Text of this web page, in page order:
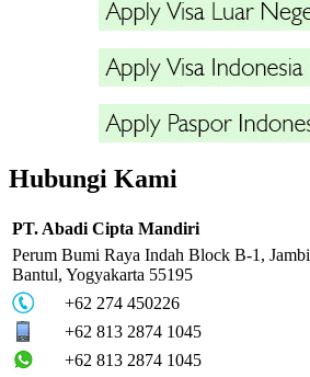
Hubungi Kami
PT. Abadi Cipta Mandiri
Perum Bumi Raya Indah Block B-1,
Bantul, Yogyakarta 55195
+62 274 450226
+62 813 2874 1045
+62 813 2874 1045